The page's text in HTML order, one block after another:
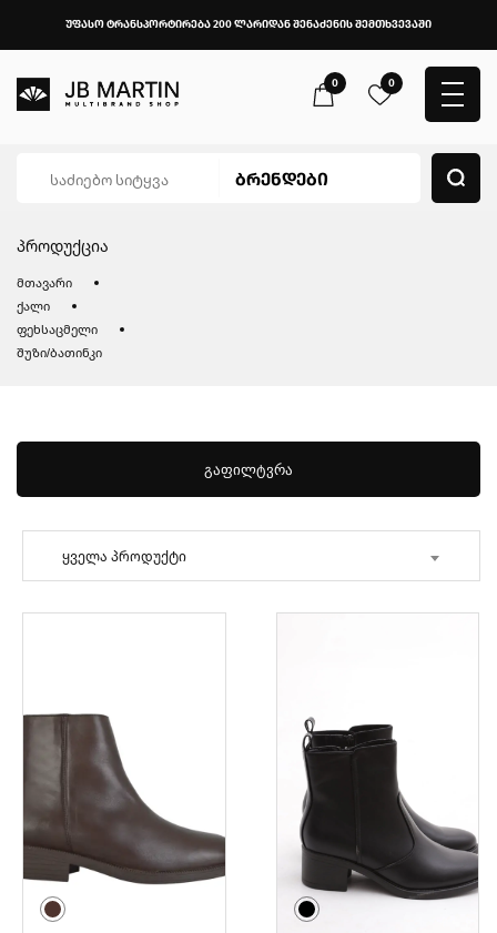
უფასო ტრანსპორტირება 200 ლარიდან შენაძენის შემთხვევაში
0 0
პროდუქცია
მთავარი
ქალი
ფეხსაცმელი
შუზი/ბათინკი
გაფილტვრა
ყველა პროდუქტი